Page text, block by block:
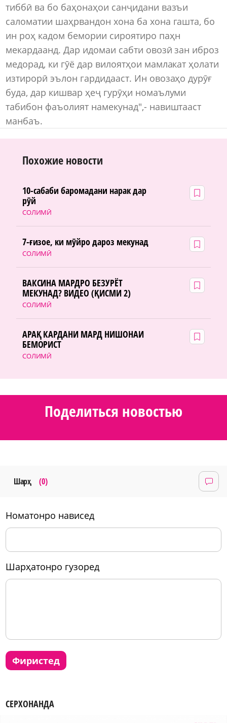
тиббӣ ва бо баҳонаҳои санҷидани вазъи
саломатии шаҳрвандон хона ба хона гашта, бо
ин роҳ кадом бемории сироятиро паҳн
мекардаанд. Дар идомаи сабти овозӣ зан иброз
медорад, ки гӯё дар вилоятҳои мамлакат ҳолати
изтирорӣ эълон гардидааст. Ин овозаҳо дурӯғ
буда, дар кишвар ҳеҷ гурӯҳи номаълуми
табибон фаъолият намекунад",- навиштааст
манбаъ.
Похожие новости
СОЛИМӢ
10-сабаби баромадани нарак дар
рӯй
СОЛИМӢ
7-ғизое, ки мӯйро дароз мекунад
СОЛИМӢ
ВАКСИНА МАРДРО БЕЗУРЁТ
МЕКУНАД? ВИДЕО (ҚИСМИ 2)
СОЛИМӢ
АРАҚ КАРДАНИ МАРД НИШОНАИ
БЕМОРИСТ
Поделиться новостью
Шарҳ (0)
номатонро нависед
шарҳатонро гузоред
фиристед
СЕРХОНАНДА